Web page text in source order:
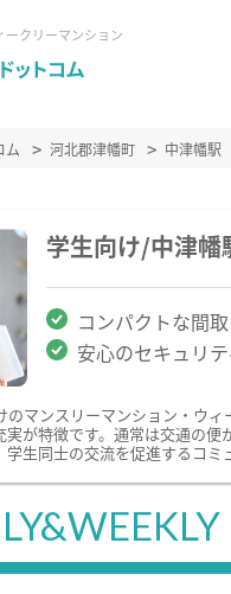
クリーマンション
ム 河北郡津幡町 中津幡駅
学生向け/中津幡
コンパクトな間
安心のセキュリ
のマンスリーマンション・ウ
実が特徴です。通常は交通の
学生同士の交流を促進するコミ